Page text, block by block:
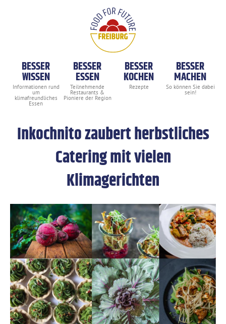
BESSER
WISSEN
BESSER
ESSEN
BESSER
KOCHEN
BESSER
MACHEN
Inkochnito zaubert herbstliches
Catering mit vielen
Klimagerichten